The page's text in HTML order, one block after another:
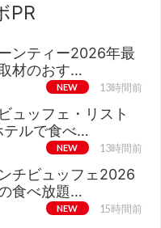
PR
ンティー2026年最
材のおす…
NEW 13時間前
ュッフェ・リスト
ルで食べ…
NEW 13時間前
チビュッフェ2026
食べ放題…
NEW 15時間前